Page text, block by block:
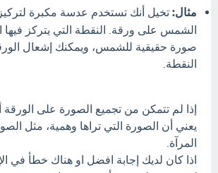
مثال: تخيل أنك تستخدم عدسة مكبرة
الشمس على ورقة. النقطة التي يتركز
صورة حقيقية للشمس، ويمكنك إشعال
النقطة.
إذا لم تتمكن من تجميع الصورة على الورقة
يعني أن الصورة التي تراها وهمية، مثل
المرآة.
اذا كان لديك إجابة افضل او هناك خطأ في